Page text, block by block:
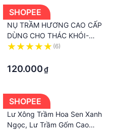
SHOPEE
NỤ TRẦM HƯƠNG CAO CẤP
DÙNG CHO THÁC KHÓI-
KHÓI TRẦM TOẢ NGƯỢC
(6)
120.000₫
SHOPEE
Lư Xông Trầm Hoa Sen Xanh
Ngọc, Lư Trầm Gốm Cao